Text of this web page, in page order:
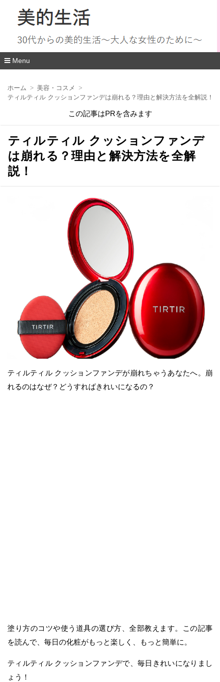
Menu
移
ホーム
美容・コスメ
ティルティル クッションファンデは崩れる？理由と解決方法を全解説！
この記事はPRを含みます
ティルティル クッションファンデ
は崩れる？理由と解決方法を全解
説！
ティルティル クッションファンデが崩れちゃうあなたへ。崩
れるのはなぜ？どうすればきれいになるの？
塗り方のコツや使う道具の選び方、全部教えます。この記事
を読んで、毎日の化粧がもっと楽しく、もっと簡単に。
ティルティル クッションファンデで、毎日きれいになりまし
ょう！